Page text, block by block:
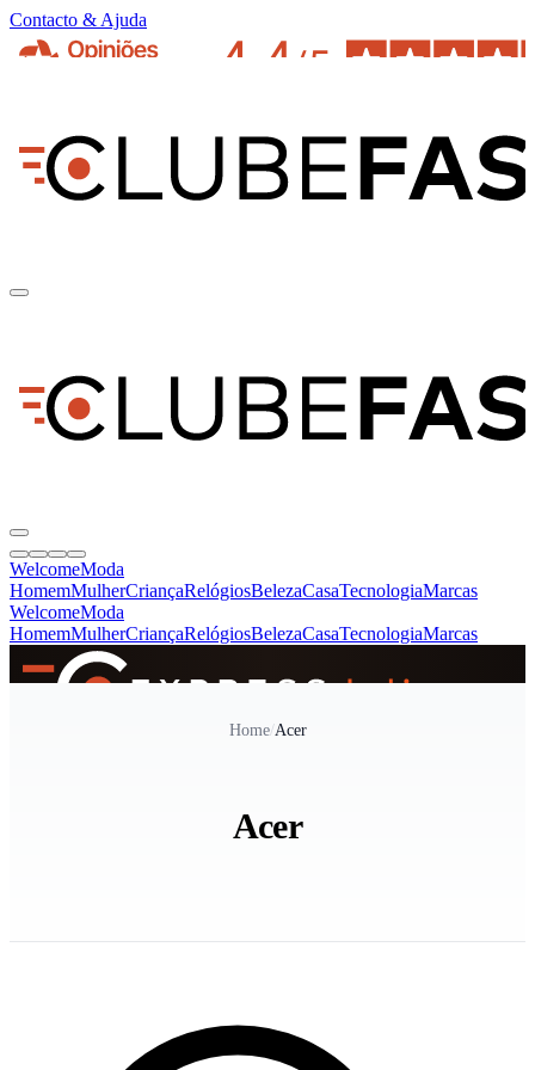
Contacto & Ajuda
WelcomeModa
HomemMulherCriançaRelógiosBelezaCasaTecnologiaMarcas
WelcomeModa
HomemMulherCriançaRelógiosBelezaCasaTecnologiaMarcas
Home/Acer
Acer